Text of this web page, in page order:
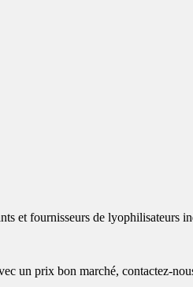
un prix bon marché, contactez-